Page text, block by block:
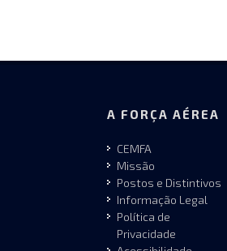
A FORÇA AÉREA
CEMFA
Missão
Postos e Distintivos
Informação Legal
Política de
Privacidade